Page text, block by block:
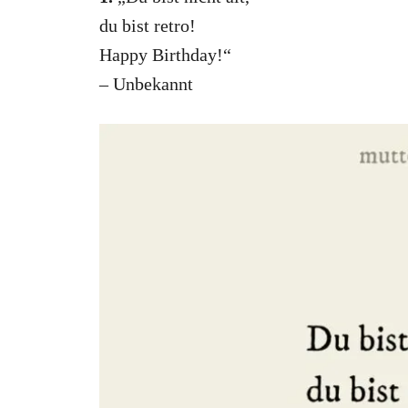
du bist retro!
Happy Birthday!“
– Unbekannt